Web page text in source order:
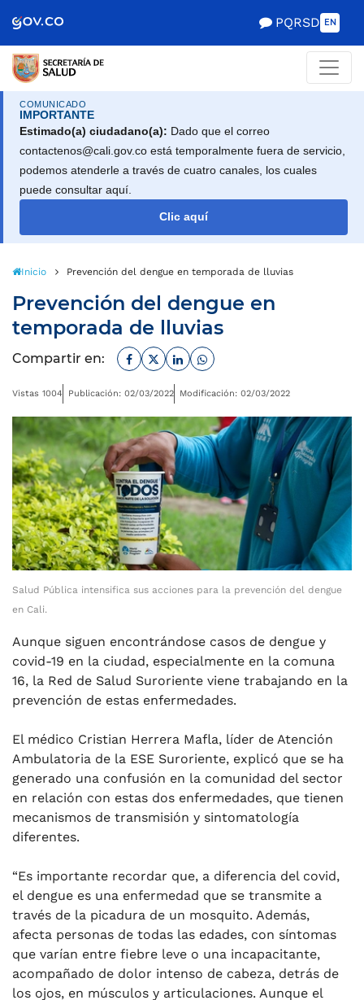
de Gobierno
PQRSD EN
COMUNICADO
IMPORTANTE
Estimado(a) ciudadano(a): Dado que el correo
contactenos@cali.gov.co está temporalmente fuera de servicio,
podemos atenderle a través de cuatro canales, los cuales
puede consultar aquí.
Clic aquí
Inicio Prevención del dengue en temporada de lluvias
Prevención del dengue en
temporada de lluvias
Compartir en: Facebook
TwitterLinkedinWhatsapp
Vistas 1004 Publicación: 02/03/2022 Modificación: 02/03/2022
Salud Pública intensifica sus acciones para la prevención del dengue
en Cali.
Aunque siguen encontrándose casos de dengue y
covid-19 en la ciudad, especialmente en la comuna
16, la Red de Salud Suroriente viene trabajando en la
prevención de estas enfermedades.
El médico Cristian Herrera Mafla, líder de Atención
Ambulatoria de la ESE Suroriente, explicó que se ha
generado una confusión en la comunidad del sector
en relación con estas dos enfermedades, que tienen
mecanismos de transmisión y sintomatología
diferentes.
“Es importante recordar que, a diferencia del covid,
el dengue es una enfermedad que se transmite a
través de la picadura de un mosquito. Además,
afecta personas de todas las edades, con síntomas
que varían entre fiebre leve o una incapacitante,
acompañado de dolor intenso de cabeza, detrás de
los ojos, en músculos y articulaciones. Aunque el